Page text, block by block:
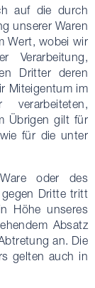
auf die durch
unserer Waren
Wert, wobei wir
Verarbeitung,
Dritter deren
Miteigentum im
Übrigen gilt für
für die unter
oder des
gegen Dritte tritt
Höhe unseres
Absatz
an. Die
gelten auch in